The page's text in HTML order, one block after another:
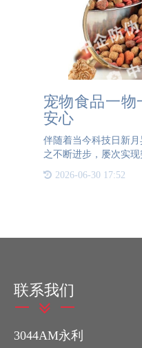
宠物食品一物
安心
伴随着当今科技日新
之不断进步，屡次实
例，基于一物一码防伪
提供了全面细致的防
2026-06-30 17:52
联系我们
3044AM永利